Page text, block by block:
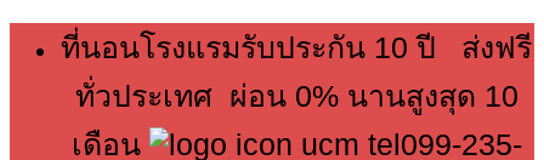
content
ที่นอนโรงแรมรับประกัน 10 ปี ส่งฟรี
ทั่วประเทศ ผ่อน 0% นานสูงสุด 10
เดือน
099-235-